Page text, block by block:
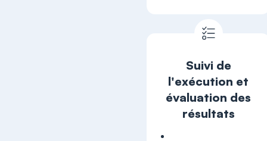
Suivi de
l'exécution et
évaluation des
résultats